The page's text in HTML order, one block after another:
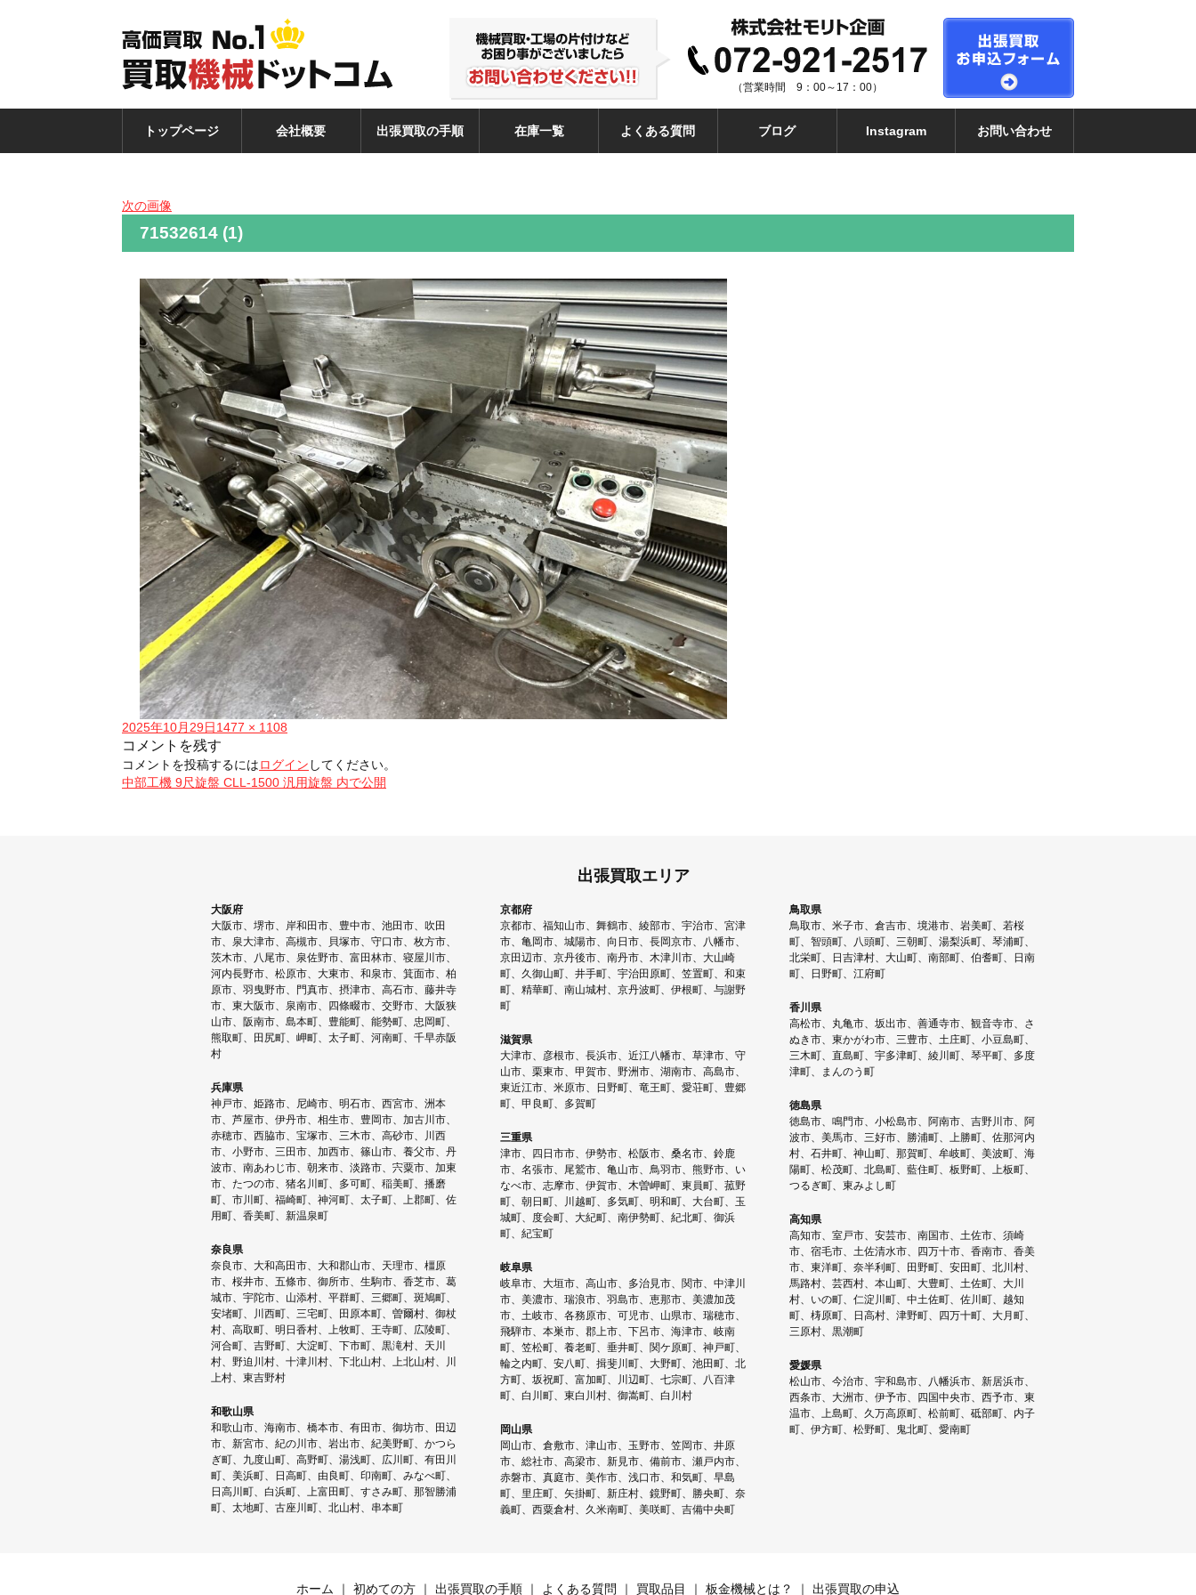
（営業時間 9：00～17：00）
トップページ 会社概要 出張買取の手順 在庫一覧 よくある質問 ブログ Instagram お問い合わせ
次の画像
71532614 (1)
投
稿
日:
2025年10月29日フ
ル
サ
イ
1477 × 1108
コメントを残す
コメントを投稿するにはログイン してください。
投
中部工機 9尺旋盤 CLL-1500 汎用旋盤 内で公開
出張買取エリア
大阪府
大阪市、堺市、岸和田市、豊中市、池田市、吹田
市、泉大津市、高槻市、貝塚市、守口市、枚方市、
茨木市、八尾市、泉佐野市、富田林市、寝屋川市、
河内長野市、松原市、大東市、和泉市、箕面市、柏
原市、羽曳野市、門真市、摂津市、高石市、藤井寺
市、東大阪市、泉南市、四條畷市、交野市、大阪狭
山市、阪南市、島本町、豊能町、能勢町、忠岡町、
熊取町、田尻町、岬町、太子町、河南町、千早赤阪
村
兵庫県
神戸市、姫路市、尼崎市、明石市、西宮市、洲本
市、芦屋市、伊丹市、相生市、豊岡市、加古川市、
赤穂市、西脇市、宝塚市、三木市、高砂市、川西
市、小野市、三田市、加西市、篠山市、養父市、丹
波市、南あわじ市、朝来市、淡路市、宍粟市、加東
市、たつの市、猪名川町、多可町、稲美町、播磨
町、市川町、福崎町、神河町、太子町、上郡町、佐
用町、香美町、新温泉町
奈良県
奈良市、大和高田市、大和郡山市、天理市、橿原
市、桜井市、五條市、御所市、生駒市、香芝市、葛
城市、宇陀市、山添村、平群町、三郷町、斑鳩町、
安堵町、川西町、三宅町、田原本町、曽爾村、御杖
村、高取町、明日香村、上牧町、王寺町、広陵町、
河合町、吉野町、大淀町、下市町、黒滝村、天川
村、野迫川村、十津川村、下北山村、上北山村、川
上村、東吉野村
和歌山県
和歌山市、海南市、橋本市、有田市、御坊市、田辺
市、新宮市、紀の川市、岩出市、紀美野町、かつら
ぎ町、九度山町、高野町、湯浅町、広川町、有田川
町、美浜町、日高町、由良町、印南町、みなべ町、
日高川町、白浜町、上富田町、すさみ町、那智勝浦
町、太地町、古座川町、北山村、串本町
京都府
京都市、福知山市、舞鶴市、綾部市、宇治市、宮津
市、亀岡市、城陽市、向日市、長岡京市、八幡市、
京田辺市、京丹後市、南丹市、木津川市、大山崎
町、久御山町、井手町、宇治田原町、笠置町、和束
町、精華町、南山城村、京丹波町、伊根町、与謝野
町
滋賀県
大津市、彦根市、長浜市、近江八幡市、草津市、守
山市、栗東市、甲賀市、野洲市、湖南市、高島市、
東近江市、米原市、日野町、竜王町、愛荘町、豊郷
町、甲良町、多賀町
三重県
津市、四日市市、伊勢市、松阪市、桑名市、鈴鹿
市、名張市、尾鷲市、亀山市、鳥羽市、熊野市、い
なべ市、志摩市、伊賀市、木曽岬町、東員町、菰野
町、朝日町、川越町、多気町、明和町、大台町、玉
城町、度会町、大紀町、南伊勢町、紀北町、御浜
町、紀宝町
岐阜県
岐阜市、大垣市、高山市、多治見市、関市、中津川
市、美濃市、瑞浪市、羽島市、恵那市、美濃加茂
市、土岐市、各務原市、可児市、山県市、瑞穂市、
飛騨市、本巣市、郡上市、下呂市、海津市、岐南
町、笠松町、養老町、垂井町、関ケ原町、神戸町、
輪之内町、安八町、揖斐川町、大野町、池田町、北
方町、坂祝町、富加町、川辺町、七宗町、八百津
町、白川町、東白川村、御嵩町、白川村
岡山県
岡山市、倉敷市、津山市、玉野市、笠岡市、井原
市、総社市、高梁市、新見市、備前市、瀬戸内市、
赤磐市、真庭市、美作市、浅口市、和気町、早島
町、里庄町、矢掛町、新庄村、鏡野町、勝央町、奈
義町、西粟倉村、久米南町、美咲町、吉備中央町
鳥取県
鳥取市、米子市、倉吉市、境港市、岩美町、若桜
町、智頭町、八頭町、三朝町、湯梨浜町、琴浦町、
北栄町、日吉津村、大山町、南部町、伯耆町、日南
町、日野町、江府町
香川県
高松市、丸亀市、坂出市、善通寺市、観音寺市、さ
ぬき市、東かがわ市、三豊市、土庄町、小豆島町、
三木町、直島町、宇多津町、綾川町、琴平町、多度
津町、まんのう町
徳島県
徳島市、鳴門市、小松島市、阿南市、吉野川市、阿
波市、美馬市、三好市、勝浦町、上勝町、佐那河内
村、石井町、神山町、那賀町、牟岐町、美波町、海
陽町、松茂町、北島町、藍住町、板野町、上板町、
つるぎ町、東みよし町
高知県
高知市、室戸市、安芸市、南国市、土佐市、須崎
市、宿毛市、土佐清水市、四万十市、香南市、香美
市、東洋町、奈半利町、田野町、安田町、北川村、
馬路村、芸西村、本山町、大豊町、土佐町、大川
村、いの町、仁淀川町、中土佐町、佐川町、越知
町、梼原町、日高村、津野町、四万十町、大月町、
三原村、黒潮町
愛媛県
松山市、今治市、宇和島市、八幡浜市、新居浜市、
西条市、大洲市、伊予市、四国中央市、西予市、東
温市、上島町、久万高原町、松前町、砥部町、内子
町、伊方町、松野町、鬼北町、愛南町
ホーム 初めての方 出張買取の手順 よくある質問 買取品目 板金機械とは？ 出張買取の申込